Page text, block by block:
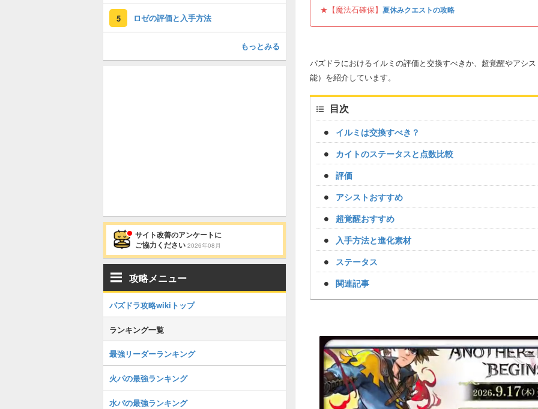
★【魔法石確保】 夏休みクエストの攻略
パズドラにおけるイルミの評価と交換すべきか、超覚醒やアシ
能）を紹介しています。
目次
イルミは交換すべき？
カイトのステータスと点数比較
評価
アシストおすすめ
超覚醒おすすめ
入手方法と進化素材
ステータス
関連記事
5 ロゼの評価と入手方法
もっとみる
サイト改善のアンケートに
ご協力ください 2026年08月
攻略メニュー
パズドラ攻略wikiトップ
ランキング一覧
最強リーダーランキング
火パの最強ランキング
水パの最強ランキング